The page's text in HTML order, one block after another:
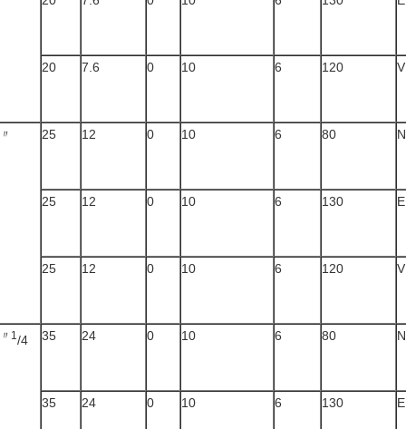
20
7.6 0 10 6 120
〃 25 12 0 10 6 80
25 12 0 10 6 130
25
12 0 10 6 120
〃1 /4 35 24 0 10 6 80
35 24 0 10 6 130